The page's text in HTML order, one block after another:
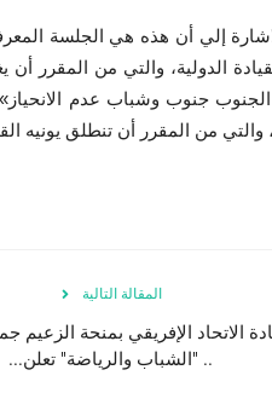
إلي أن هذه هي الجلسة
جنوب وشباب عدم
والتي من المقرر أن تنطلق يونيه القادم
المقالة التالية
الاتحاد الإفريقي بمنحة الزعيم
.. "الشباب والرياضة" تعلن...